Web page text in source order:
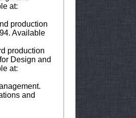
at:
production
Available
production
Design and
at:
and